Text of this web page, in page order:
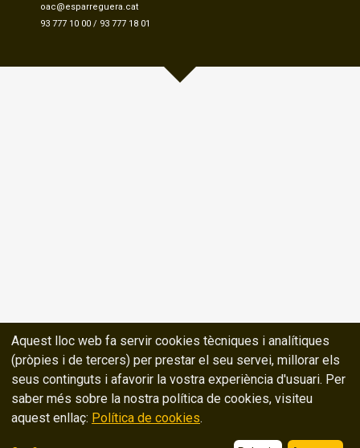
oac@esparreguera.cat
93 777 10 00 / 93 777 18 01
Aquest lloc web fa servir cookies tècniques i analítiques
(pròpies i de tercers) per prestar el seu servei, millorar els
seus continguts i afavorir la vostra experiència d'usuari. Per
saber més sobre la nostra política de cookies, visiteu
aquest enllaç: Política de cookies.